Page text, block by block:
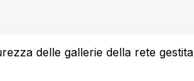
delle gallerie della rete gestita